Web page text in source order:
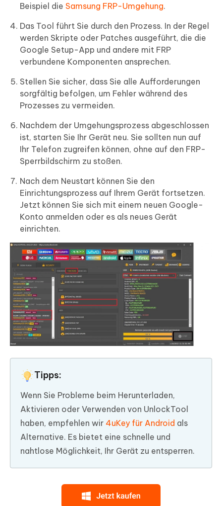
Beispiel die Samsung FRP-Umgehung.
Das Tool führt Sie durch den Prozess. In der Regel
werden Skripte oder Patches ausgeführt, die die
Google Setup-App und andere mit FRP
verbundene Komponenten ansprechen.
Stellen Sie sicher, dass Sie alle Aufforderungen
sorgfältig befolgen, um Fehler während des
Prozesses zu vermeiden.
Nachdem der Umgehungsprozess abgeschlossen
ist, starten Sie Ihr Gerät neu. Sie sollten nun auf
Ihr Telefon zugreifen können, ohne auf den FRP-
Sperrbildschirm zu stoßen.
Nach dem Neustart können Sie den
Einrichtungsprozess auf Ihrem Gerät fortsetzen.
Jetzt können Sie sich mit einem neuen Google-
Konto anmelden oder es als neues Gerät
einrichten.
Tipps:
Wenn Sie Probleme beim Herunterladen,
Aktivieren oder Verwenden von UnlockTool
haben, empfehlen wir 4uKey für Android als
Alternative. Es bietet eine schnelle und
nahtlose Möglichkeit, Ihr Gerät zu entsperren.